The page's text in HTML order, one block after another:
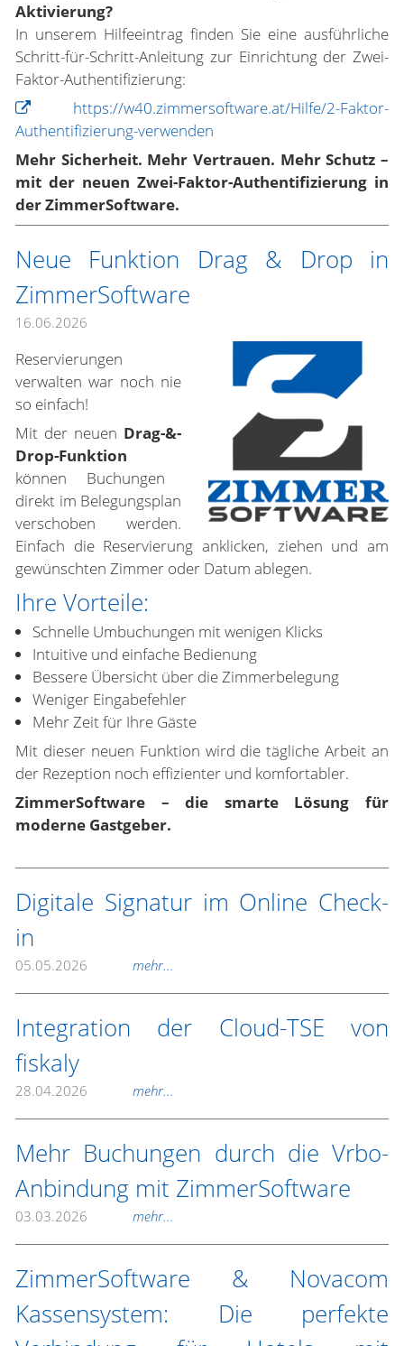
Aktivierung?
In unserem Hilfeeintrag finden Sie eine ausführliche
Schritt-für-Schritt-Anleitung zur Einrichtung der Zwei-
Faktor-Authentifizierung:
https://w40.zimmersoftware.at/Hilfe/2-Faktor-
Authentifizierung-verwenden
Mehr Sicherheit. Mehr Vertrauen. Mehr Schutz –
mit der neuen Zwei-Faktor-Authentifizierung in
der ZimmerSoftware.
Neue Funktion Drag & Drop in
ZimmerSoftware
16.06.2026
Reservierungen
verwalten war noch nie
so einfach!
Mit der neuen Drag-&-
Drop-Funktion
können Buchungen
direkt im Belegungsplan
verschoben werden.
Einfach die Reservierung anklicken, ziehen und am
gewünschten Zimmer oder Datum ablegen.
Ihre Vorteile:
Schnelle Umbuchungen mit wenigen Klicks
Intuitive und einfache Bedienung
Bessere Übersicht über die Zimmerbelegung
Weniger Eingabefehler
Mehr Zeit für Ihre Gäste
Mit dieser neuen Funktion wird die tägliche Arbeit an
der Rezeption noch effizienter und komfortabler.
ZimmerSoftware – die smarte Lösung für
moderne Gastgeber.
Digitale Signatur im Online Check-
in
05.05.2026 mehr...
Integration der Cloud-TSE von
fiskaly
28.04.2026 mehr...
Mehr Buchungen durch die Vrbo-
Anbindung mit ZimmerSoftware
03.03.2026 mehr...
ZimmerSoftware & Novacom
Kassensystem: Die perfekte